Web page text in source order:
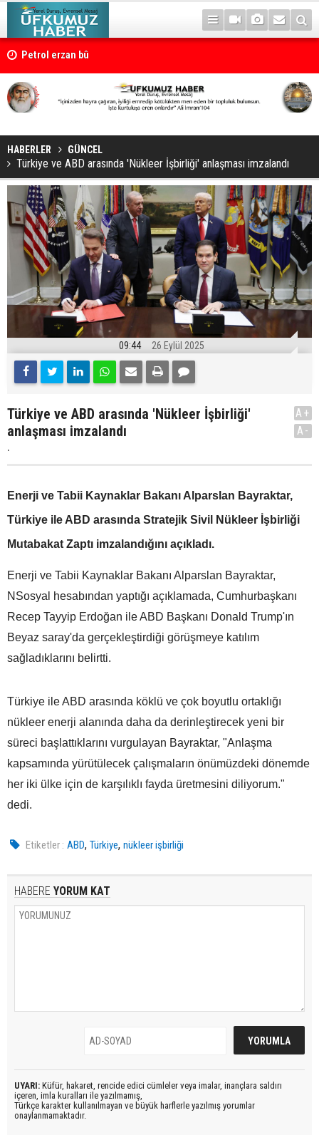
Petrol erzan bû
HABERLER GÜNCEL
Türkiye ve ABD arasında 'Nükleer İşbirliği' anlaşması imzalandı
09:44 26 Eylül 2025
Türkiye ve ABD arasında 'Nükleer İşbirliği'
anlaşması imzalandı
.
A+
A-
Enerji ve Tabii Kaynaklar Bakanı Alparslan Bayraktar,
Türkiye ile ABD arasında Stratejik Sivil Nükleer İşbirliği
Mutabakat Zaptı imzalandığını açıkladı.
Enerji ve Tabii Kaynaklar Bakanı Alparslan Bayraktar,
NSosyal hesabından yaptığı açıklamada, Cumhurbaşkanı
Recep Tayyip Erdoğan ile ABD Başkanı Donald Trump'ın
Beyaz saray'da gerçekleştirdiği görüşmeye katılım
sağladıklarını belirtti.
Türkiye ile ABD arasında köklü ve çok boyutlu ortaklığı
nükleer enerji alanında daha da derinleştirecek yeni bir
süreci başlattıklarını vurgulayan Bayraktar, "Anlaşma
kapsamında yürütülecek çalışmaların önümüzdeki dönemde
her iki ülke için de karşılıklı fayda üretmesini diliyorum."
dedi.
Etiketler : ABD,Türkiye,nükleer işbirliği
HABERE YORUM KAT
UYARI: Küfür, hakaret, rencide edici cümleler veya imalar, inançlara saldırı
içeren, imla kuralları ile yazılmamış,
Türkçe karakter kullanılmayan ve büyük harflerle yazılmış yorumlar
onaylanmamaktadır.